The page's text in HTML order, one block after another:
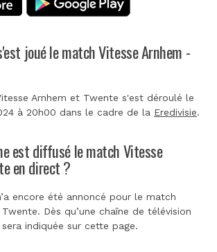
joué le match Vitesse Arnhem -
Arnhem et Twente s'est déroulé le
à 20h00 dans le cadre de la Eredivisie.
est diffusé le match Vitesse
en direct ?
encore été annoncé pour le match
Dès qu’une chaîne de télévision
indiquée sur cette page.